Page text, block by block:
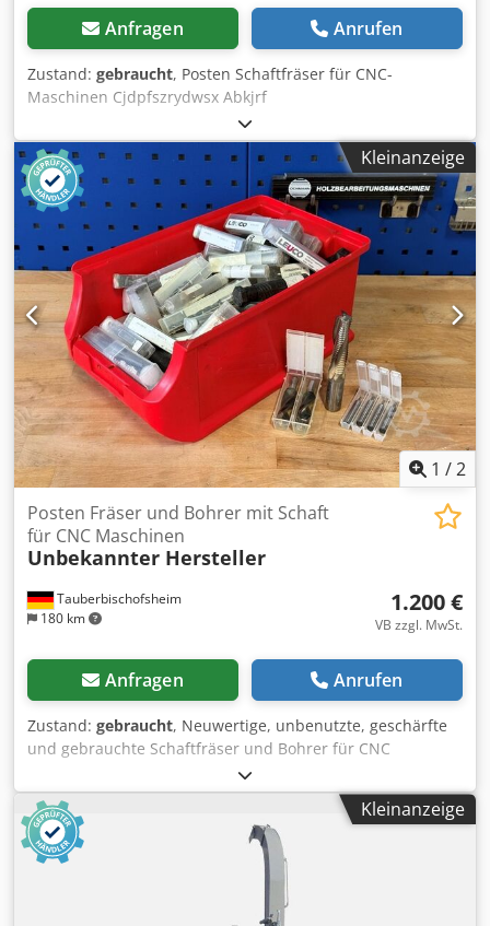
Anfragen Anrufen
Zustand: gebraucht, Posten Schaftfräser für CNC-
Maschinen Cjdpfszrydwsx Abkjrf
Kleinanzeige
1 /2
Tauberbischofsheim
180 km
Posten Fräser und Bohrer mit Schaft
für CNC Maschinen
Unbekannter Hersteller
1.200 €
VB zzgl. MwSt.
Anfragen Anrufen
Zustand: gebraucht, Neuwertige, unbenutzte, geschärfte
und gebrauchte Schaftfräser und Bohrer für CNC
Maschinen wie bespielhaft abgebildet. Codezrybpjpfx
Abksrf Technische Daten: - Länge: Diverse - Durchmesser:
Diverse - Schaft: Diverse - Gewicht: 12 kg - Anwendung:
Holzbearbeitung
Kleinanzeige